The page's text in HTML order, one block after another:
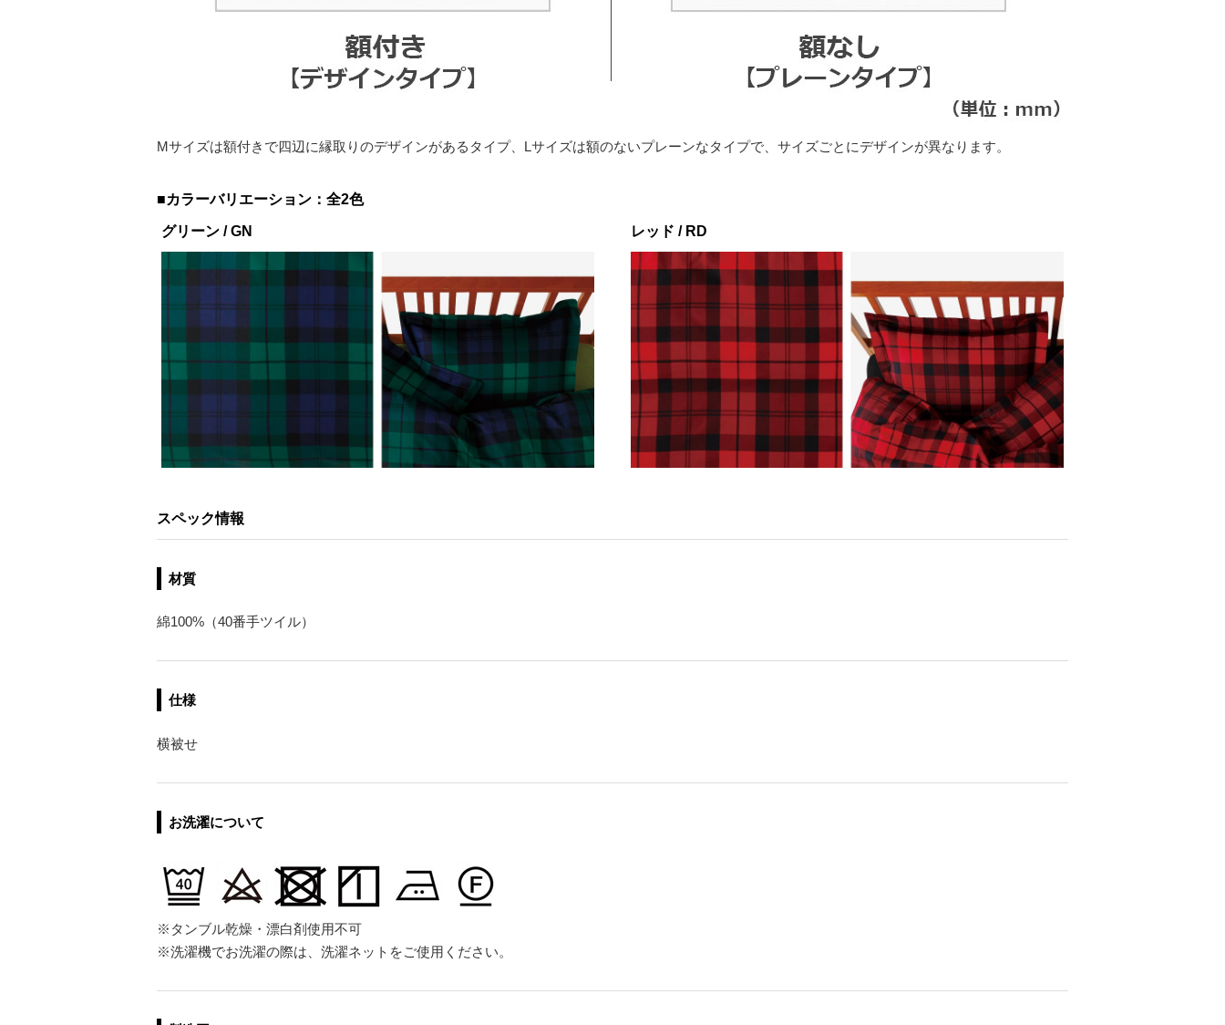
Mサイズは額付きで四辺に縁取りのデザインがあるタイプ、Lサイズは額のないプレーンなタイプで、サイズごとにデザインが異なります。
■カラーバリエーション：全2色
グリーン / GN レッド / RD
スペック情報
材質
綿100%（40番手ツイル）
仕様
横被せ
お洗濯について
※タンブル乾燥・漂白剤使用不可
※洗濯機でお洗濯の際は、洗濯ネットをご使用ください。